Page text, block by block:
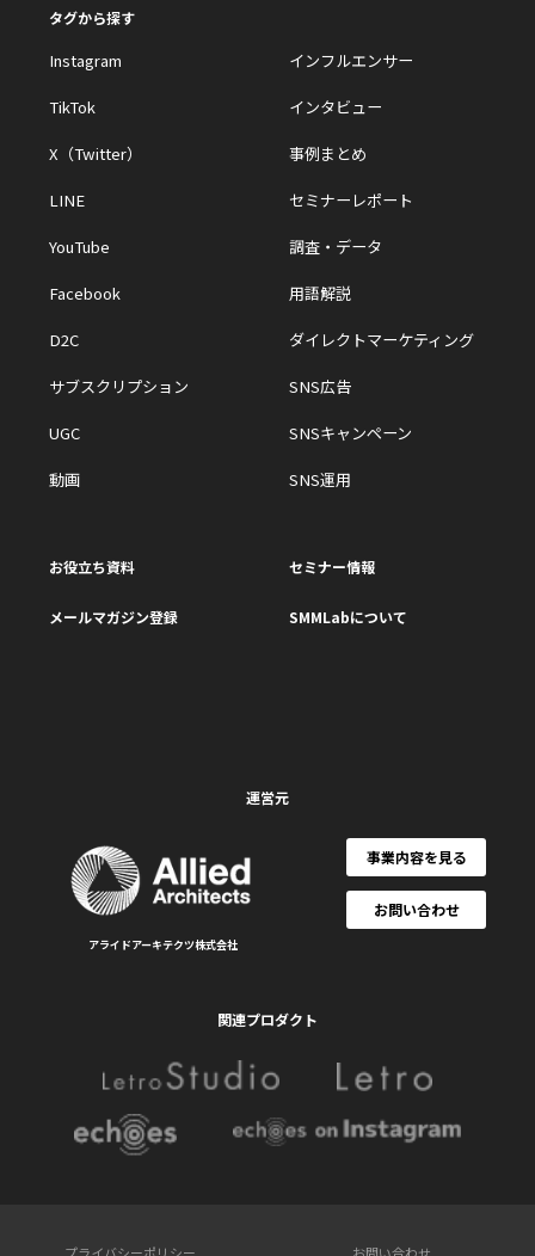
タグから探す
Instagram
TikTok
X（Twitter）
LINE
YouTube
Facebook
D2C
サブスクリプション
UGC
動画
インフルエンサー
インタビュー
事例まとめ
セミナーレポート
調査・データ
用語解説
ダイレクトマーケティング
SNS広告
SNSキャンペーン
SNS運用
お役立ち資料 セミナー情報
メールマガジン登録 SMMLabについて
運営元
アライドアーキテクツ株式会社
事業内容を見る
お問い合わせ
関連プロダクト